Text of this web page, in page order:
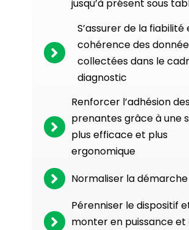
jusqu’à présent sous
S’assurer de la fiabilité
cohérence des
collectées dans le
diagnostic
Renforcer l’adhésion
prenantes grâce à une
plus efficace et plus
ergonomique
Normaliser la démarche
Pérenniser le dispositif
monter en puissance et